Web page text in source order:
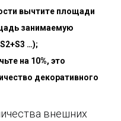
вычтите площади
занимаемую
…);
на 10%, это
декоративного
внешних